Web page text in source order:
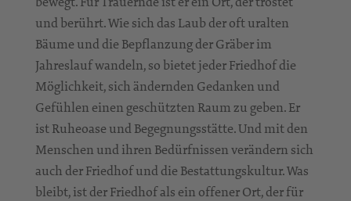
und berührt. Wie sich das Laub der oft uralten
Bäume und die Bepflanzung der Gräber im
Jahreslauf wandeln, so bietet jeder Friedhof die
Möglichkeit, sich ändernden Gedanken und
Gefühlen einen geschützten Raum zu geben. Er
ist Ruheoase und Begegnungsstätte. Und mit den
Menschen und ihren Bedürfnissen verändern sich
auch der Friedhof und die Bestattungskultur. Was
bleibt, ist der Friedhof als ein offener Ort, der für